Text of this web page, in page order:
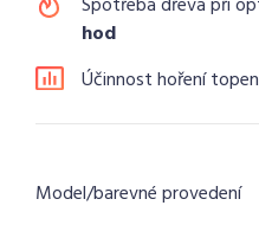
hod
Účinnost hoření
Model/barevné provedení